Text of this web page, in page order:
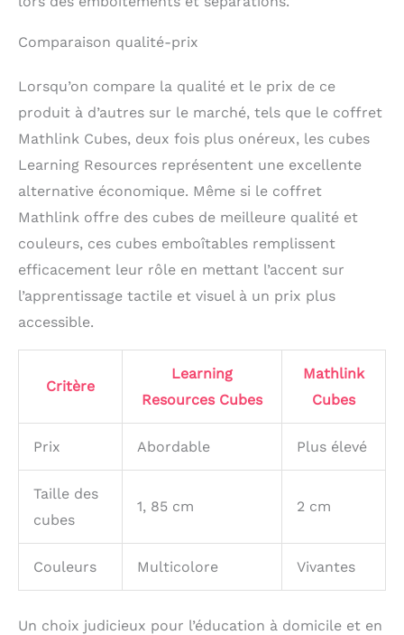
Comparaison qualité-prix
Lorsqu’on compare la qualité et le prix de ce
produit à d’autres sur le marché, tels que le coffret
Mathlink Cubes, deux fois plus onéreux, les cubes
Learning Resources représentent une excellente
alternative économique. Même si le coffret
Mathlink offre des cubes de meilleure qualité et
couleurs, ces cubes emboîtables remplissent
efficacement leur rôle en mettant l’accent sur
l’apprentissage tactile et visuel à un prix plus
accessible.
Critère
Learning
Resources Cubes
Mathlink
Cubes
Prix Abordable Plus élevé
Taille des
cubes
1, 85 cm 2 cm
Couleurs Multicolore Vivantes
Un choix judicieux pour l’éducation à domicile et en